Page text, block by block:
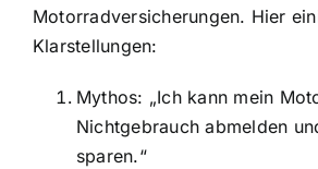
Motorradversicherungen. Hier
Klarstellungen:
Mythos: „Ich kann mein
Nichtgebrauch abmelden
sparen.“